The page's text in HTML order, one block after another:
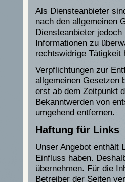
Als Diensteanbieter
nach den allgemeinen
Diensteanbieter
Informationen zu
rechtswidrige Tätigkeit
Verpflichtungen zur
allgemeinen Gesetzen
erst ab dem Zeitpunkt
Bekanntwerden von
umgehend entfernen.
Haftung für Links
Unser Angebot enthält
Einfluss haben.
übernehmen. Für die
Betreiber der Seiten